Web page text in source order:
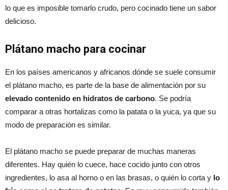
lo que es imposible tomarlo crudo, pero cocinado tiene un sabor
delicioso.
Plátano macho para cocinar
En los países americanos y africanos dónde se suele consumir
el plátano macho, es parte de la base de alimentación por su
elevado contenido en hidratos de carbono. Se podría
comparar a otras hortalizas como la patata o la yuca, ya que su
modo de preparación es similar.
El plátano macho se puede preparar de muchas maneras
diferentes. Hay quién lo cuece, hace cocido junto con otros
ingredientes, lo asa al horno o en las brasas, o quién lo corta y lo